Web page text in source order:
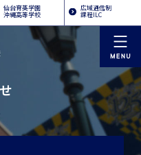
仙台育英学園
沖縄高等学校
広域通信制
課程ILC